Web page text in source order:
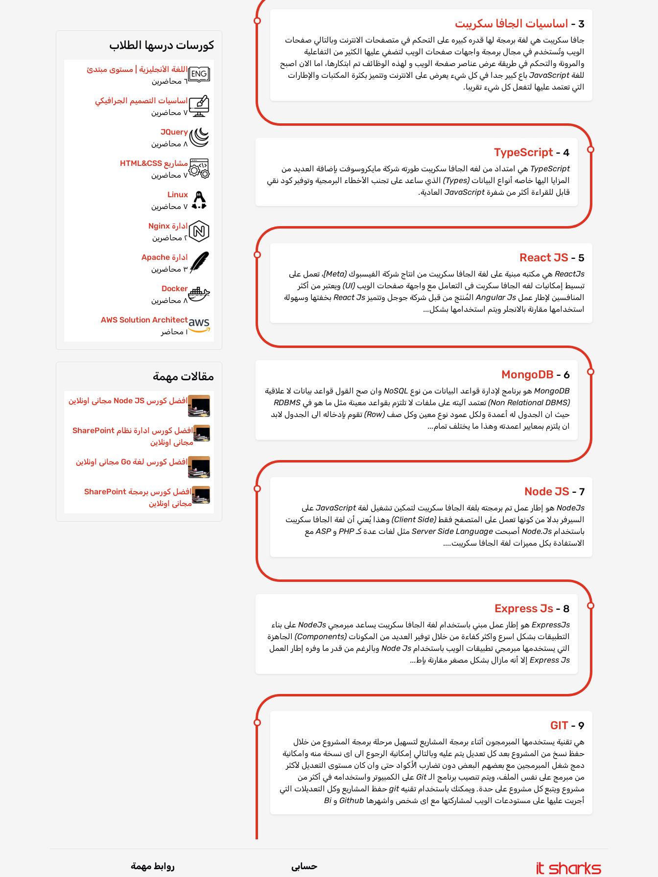
3 - اساسيات الجافا سكريبت
جافا سكريبت هي لغة برمجة لها قدره كبيره على التحكم في متصفحات الانترنت وبالتالي صفحات
الويب وتُستخدم في مجال برمجة واجهات صفحات الويب لتضفي عليها الكثير من التفاعلية
والمرونة والتحكم في طريقة عرض عناصر صفحة الويب و لهذه الوظائف تم ابتكارها، اما الان اصبح
للغة JavaScript باع كبير جدا في كل شيء يعرض على الانترنت وتتميز بكثرة المكتبات والإطارات
التي تعتمد عليها لتفعل كل شيء تقريبا.
4 -
TypeScript
TypeScript هي امتداد من لغه الجافا سكريبت طورته شركة مايكروسوفت بإضافة العديد من
المزايا اليها خاصه أنواع البيانات (Types) الذي ساعد على تجنب الأخطاء البرمجية وتوفير كود نقي
قابل للقراءة أكثر من شفرة JavaScript العادية.
5 -
React JS
ReactJs هي مكتبه مبنية على لغة الجافا سكريبت من انتاج شركة الفيسبوك (Meta]، تعمل على
تبسيط إمكانيات لغه الجافا سكربت فى التعامل مع واجهة صفحات الويب (UI) ويعتبر من أكثر
المنافسين لإطار عمل Angular Js المُنتج من قبل شركة جوجل وتتميز React Js بخفتها وسهولة
استخدامها مقارنة بالانجلر ويتم استخدامها بشكل...
6 -
MongoDB
MongoDB هو برنامج لإدارة قواعد البيانات من نوع NoSQL وان صح القول قواعد بيانات لا علاقية
(Non Relational DBMS) تعتمد آليته على ملفات لا تلتزم بقواعد معينة مثل ما هو في RDBMS
حيث ان الجدول له أعمدة ولكل عمود نوع معين وكل صف (Row) تقوم بإدخاله الى الجدول لابد
ان يلتزم بمعايير اعمدته وهذا ما يختلف تمام...
7 -
Node JS
NodeJs هو إطار عمل تم برمجته بلغة الجافا سكريبت لتمكين تشغيل لغة JavaScript على
السيرفر بدلا من كونها تعمل على المتصفح فقط (Client Side) وهذا يُعني أن لغة الجافا سكريبت
باستخدام Node.Js أصبحت Server Side Language مثل لغات عدة كـ PHP و ASP مع
الاستفادة بكل مميزات لغة الجافا سكريبت....
8 -
Express Js
ExpressJs هو إطار عمل مبني باستخدام لغة الجافا سكريبت يساعد مبرمجي NodeJs على بناء
التطبيقات بشكل اسرع واكثر كفاءة من خلال توفير العديد من المكونات (Components) الجاهزة
التي يستخدمها مبرمجي تطبيقات الويب باستخدام Node Js وبالرغم من قدر ما وفره إطار العمل
Express Js إلا أنه مازال بشكل مصغر مقارنة بإط...
9 -
GIT
هي تقنية يستخدمها المبرمجون أثناء برمجة المشاريع لتسهيل مرحلة برمجة المشروع من خلال
حفظ نسخ من المشروع بعد كل تعديل يتم عليه وبالتالي إمكانية الرجوع الى اى نسخة منه وامكانية
دمج شغل المبرمجين مع بعضهم البعض دون تضارب اﻷكواد حتى وان كان مستوى التعديل لأكثر
من مبرمج على نفس الملف، ويتم تنصيب برنامج الـ Git على الكمبيوتر واستخدامه في أكثر من
مشروع ويتبع كل مشروع على حدة. ويمكنك باستخدام تقنيه git حفظ المشاريع وكل التعديلات التي
أجريت عليها على مستودعات الويب لمشاركتها مع اى شخص واشهرها Github و Bi
كورسات درسها الطلاب
اللغة الأنجليزية | مستوى مبتدئ
٦ محاضرين
اساسيات التصميم الجرافيكي
٧ محاضرين
JQuery
٨ محاضرين
مشاريع HTML&CSS
٧ محاضرين
Linux
٧ محاضرين
ادارة Nginx
٢ محاضرين
ادارة Apache
٣ محاضرين
Docker
٨ محاضرين
AWS Solution Architect
١ محاضر
مقالات مهمة
افضل كورس Node JS مجانى اونلاين
افضل كورس ادارة نظام SharePoint
مجانى اونلاين
افضل كورس لغة Go مجانى اونلاين
افضل كورس برمجة SharePoint
مجانى اونلاين
حسابى روابط مهمة